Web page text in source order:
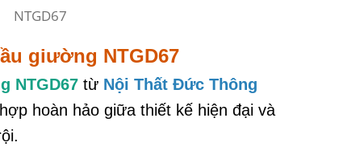
NTGD67
giường NTGD67
NTGD67 từ Nội Thất Đức Thông
hoàn hảo giữa thiết kế hiện đại và